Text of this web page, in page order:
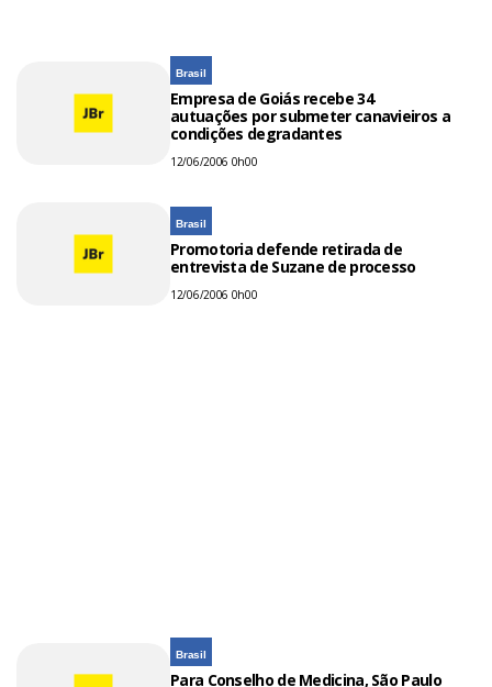
Brasil
Empresa de Goiás recebe 34
autuações por submeter canavieiros a
condições degradantes
12/06/2006 0h00
Brasil
Promotoria defende retirada de
entrevista de Suzane de processo
12/06/2006 0h00
Brasil
Para Conselho de Medicina, São Paulo